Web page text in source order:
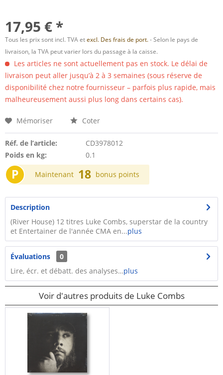
17,95 € *
Tous les prix sont incl. TVA etexcl. Des frais de port.- Selon le pays de
livraison, la TVA peut varier lors du passage à la caisse.
Les articles ne sont actuellement pas en stock. Le délai de
livraison peut aller jusqu’à 2 à 3 semaines (sous réserve de
disponibilité chez notre fournisseur – parfois plus rapide, mais
malheureusement aussi plus long dans certains cas).
Mémoriser Coter
Réf. de l’article:
CD3978012
Poids en kg:
0.1
P Maintenant 18 bonus points
Description
(River House) 12 titres Luke Combs, superstar de la country
et Entertainer de l'année CMA en...plus
Évaluations
0
Lire, écr. et débatt. des analyses…plus
Voir d'autres produits de Luke Combs